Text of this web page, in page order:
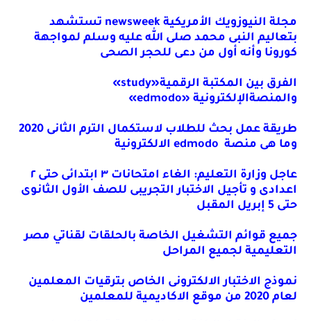
مجلة النيوزويك الأمريكية newsweek تستشهد
بتعاليم النبى محمد صلى الله عليه وسلم لمواجهة
كورونا وأنه أول من دعى للحجر الصحى
الفرق بين المكتبة الرقمية«study
»
والمنصةالإلكترونية «edmodo
»
طريقة عمل بحث للطلاب لاستكمال الترم الثانى 2020
وما هى منصة edmodo الالكترونية
عاجل وزارة التعليم: الغاء امتحانات ٣ ابتدائى حتى ٢
اعدادى و تأجيل الاختبار التجريبى للصف الأول الثانوى
حتى 5 إبريل المقبل
جميع قوائم التشغيل الخاصة بالحلقات لقناتي مصر
التعليمية لجميع المراحل
نموذج الاختبار الالكترونى الخاص بترقيات المعلمين
لعام 2020 من موقع الاكاديمية للمعلمين